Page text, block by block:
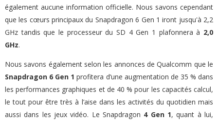
également aucune information officielle. Nous savons cependant
que les cœurs principaux du Snapdragon 6 Gen 1 iront jusqu'à 2,2
GHz tandis que le processeur du SD 4 Gen 1 plafonnera à 2,0
GHz.
Nous savons également selon les annonces de Qualcomm que le
Snapdragon 6 Gen 1 profitera d’une augmentation de 35 % dans
les performances graphiques et de 40 % pour les capacités calcul,
le tout pour être très à l’aise dans les activités du quotidien mais
aussi dans les jeux vidéo. Le Snapdragon 4 Gen 1, quant à lui,